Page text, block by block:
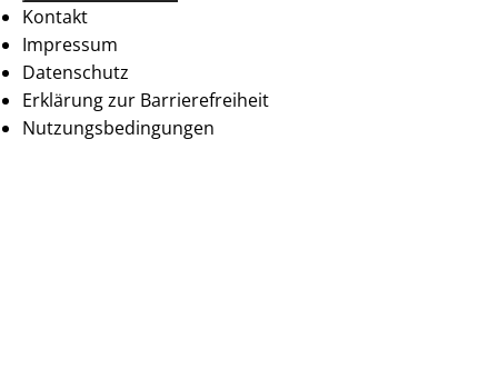
Kontakt
Impressum
Datenschutz
Erklärung zur Barrierefreiheit
Nutzungsbedingungen